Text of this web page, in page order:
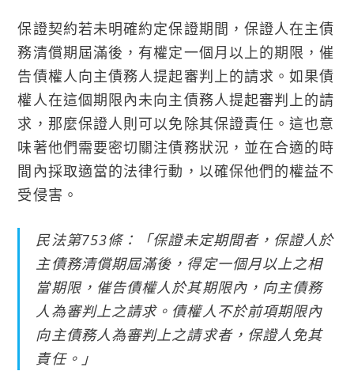
保證契約若未明確約定保證期間，保證人在主債
務清償期屆滿後，有權定一個月以上的期限，催
告債權人向主債務人提起審判上的請求。如果債
權人在這個期限內未向主債務人提起審判上的請
求，那麼保證人則可以免除其保證責任。這也意
味著他們需要密切關注債務狀況，並在合適的時
間內採取適當的法律行動，以確保他們的權益不
受侵害。
民法第753條：「保證未定期間者，保證人於
主債務清償期屆滿後，得定一個月以上之相
當期限，催告債權人於其期限內，向主債務
人為審判上之請求。債權人不於前項期限內
向主債務人為審判上之請求者，保證人免其
責任。」